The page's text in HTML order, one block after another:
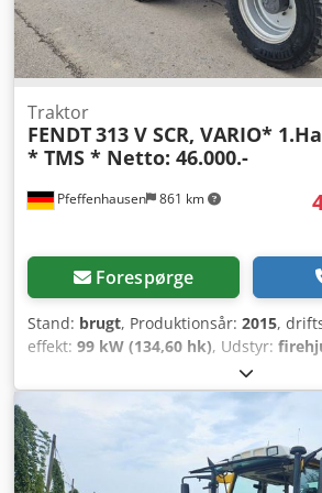
købskontrakten, der indgås på
køretøjet. Fejl og mellemsalg
Adtswa
Pfeffenhausen 861 km
Traktor
FENDT313 V SCR, VARIO*
* TMS * Netto: 46.000.-
Forespørge
Stand: brugt, Produktionsår: 2015,
effekt: 99 kW (134,60 hk), Udstyr:
, Velholdt Fendt 313 Vario /
stand, se billederne 6.800 timer 1. ejer
udlægges Netto: 46.000,- € Ved
Prøv gerne igen, da vi ofte er i gang
Send venligst ikke e-mails, da vi kun
lejlighedsvis på grund af tidsmangel.